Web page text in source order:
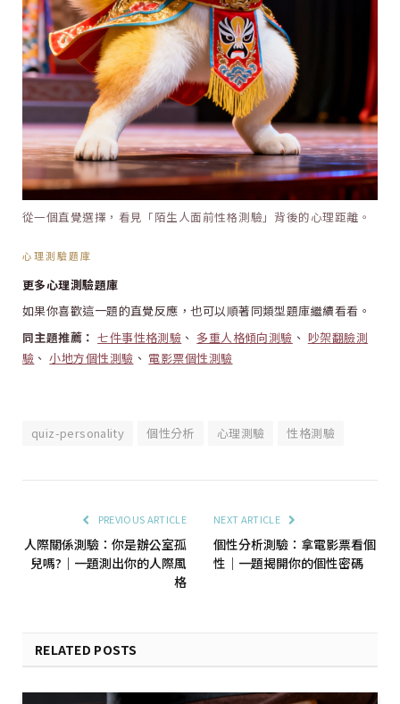
從一個直覺選擇，看見「陌生人面前性格測驗」背後的心理距離。
心理測驗題庫
更多心理測驗題庫
如果你喜歡這一題的直覺反應，也可以順著同類型題庫繼續看看。
同主題推薦： 七件事性格測驗 、 多重人格傾向測驗 、 吵架翻臉測
驗 、小地方個性測驗 、 電影票個性測驗
quiz-personality 個性分析 心理測驗 性格測驗
PREVIOUS ARTICLE
人際關係測驗：你是辦公室孤
兒嗎?｜一題測出你的人際風
格
NEXT ARTICLE
個性分析測驗：拿電影票看個
性｜一題揭開你的個性密碼
RELATED POSTS